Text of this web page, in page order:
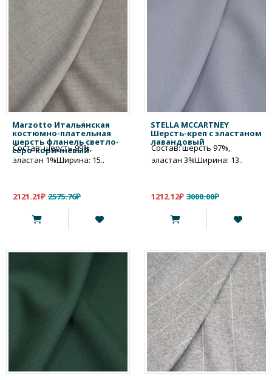
Marzotto Итальянская
костюмно-плательная
шерсть фланель светло-
серо-коричневый
Состав: шерсть 99%,
эластан 1%Ширина: 15..
2121.21₽ 2575.76₽
STELLA MCCARTNEY
Шерсть-креп с эластаном
лавандовый
Состав: шерсть 97%,
эластан 3%Ширина: 13..
1212.12₽ 3000.00₽